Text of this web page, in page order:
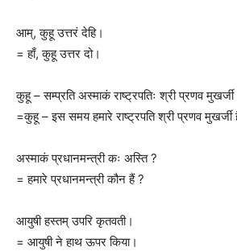
आम्, कुहू उत्तरं देहि।
= हाँ, कुहू उत्तर दो।
कुहू – सम्प्रति अस्माकं राष्ट्रपतिः श्री प्रणव
=कुहू – इस समय हमारे राष्ट्रपति श्री प्रणव मुखर्जी
अस्माकं प्रधानमन्त्री कः अस्ति ?
= हमारे प्रधानमन्त्री कौन हैं ?
आयुषी हस्तम् उपरि कृतवती।
= आयुषी ने हाथ ऊपर किया।